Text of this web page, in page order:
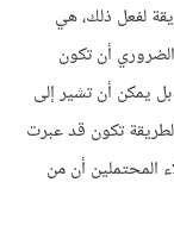
لفعل ذلك، هي
أن تكون
يمكن أن تشير إلى
تكون قد عبرت
المحتملين أن من